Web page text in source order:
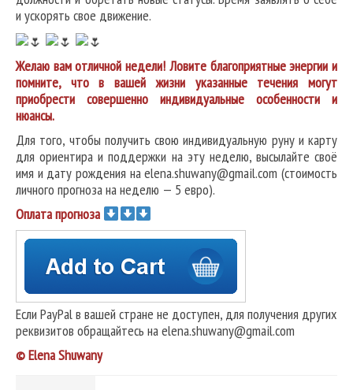
и ускорять свое движение.
Желаю вам отличной недели! Ловите благоприятные энергии и
помните, что в вашей жизни указанные течения могут
приобрести совершенно индивидуальные особенности и
нюансы.
Для того, чтобы получить свою индивидуальную руну и карту
для ориентира и поддержки на эту неделю, высылайте своё
имя и дату рождения на elena.shuwany@gmail.com (стоимость
личного прогноза на неделю — 5 евро).
Оплата прогноза
Если PayPal в вашей стране не доступен, для получения других
реквизитов обращайтесь на elena.shuwany@gmail.com
© Elena Shuwany